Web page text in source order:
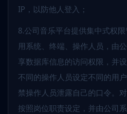
IP，以防他人登入；
8.公司音乐平台提供集中式权
用系统、终端、操作人员，由
享数据库信息的访问权限，并
不同的操作人员设定不同的用
禁操作人员泄露自己的口令。
按照岗位职责设定，并由公司